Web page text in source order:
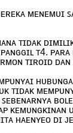
ᴛɪᴅᴀᴋ
ᴛ4.
ᴛɪʀᴏɪᴅ ᴅᴀɴ
ᴛɪᴅᴀᴋ
ᴋᴇᴍᴜɴɢᴋɪɴᴀɴ
ʜᴀᴇɴʏᴇᴏ ᴅɪ